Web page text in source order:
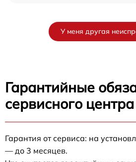
У меня другая
Гарантийные
сервисного
Гарантия от сервиса: на
— до 3 месяцев.